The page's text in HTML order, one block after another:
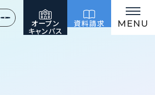
オープン
キャンパス
資料請求 MENU